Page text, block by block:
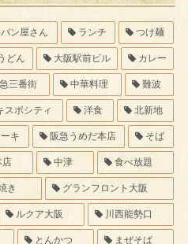
パン屋さん ランチ つけ麺
どん 大阪駅前ビル カレー
三番街 中華料理 難波
スポシティ 洋食 北新地
キ 阪急うめだ本店 そば
店 中津 食べ放題
き グランフロント大阪
ルクア大阪 川西能勢口
とんかつ まぜそば